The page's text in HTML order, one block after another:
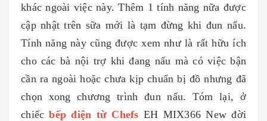
khác ngoài việc này. Thêm 1 tính năng nữa được
cập nhật trên sữa mới là tạm đừng khi đun nấu.
Tính năng này cũng được xem như là rất hữu ích
cho các bà nội trợ khi đang nấu mà có việc bận
cần ra ngoài hoặc chưa kịp chuẩn bị đồ nhưng đã
chọn xong chương trình đun nấu. Tóm lại, ở
chiếcbếp điện từ Chefs EH MIX366 New đời